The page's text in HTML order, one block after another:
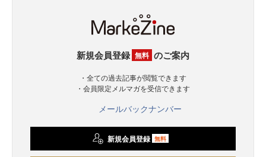
新規会員登録 無料 のご案内
・全ての過去記事が閲覧できます
・会員限定メルマガを受信できます
メールバックナンバー
新規会員登録 無料